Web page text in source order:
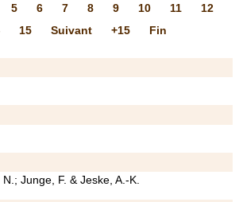
5 6 7 8 9 10 11
12
15 Suivant +15 Fin
Junge, F. & Jeske, A.-K.